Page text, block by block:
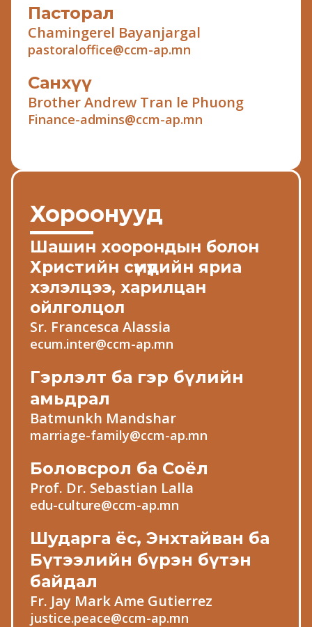
Пасторал
Chamingerel Bayanjargal
pastoraloffice@ccm-ap.mn
Санхүү
Brother Andrew Tran le Phuong
Finance-admins@ccm-ap.mn
Хороонууд
Шашин хоорондын болон
Христийн сүмүүдийн яриа
хэлэлцээ, харилцан
ойлголцол
Sr. Francesca Alassia
ecum.inter@ccm-ap.mn
Гэрлэлт ба гэр бүлийн
амьдрал
Batmunkh Mandshar
marriage-family@ccm-ap.mn
Боловсрол ба Соёл
Prof. Dr. Sebastian Lalla
edu-culture@ccm-ap.mn
Шударга ёс, Энхтайван ба
Бүтээлийн бүрэн бүтэн
байдал
Fr. Jay Mark Ame Gutierrez
justice.peace@ccm-ap.mn